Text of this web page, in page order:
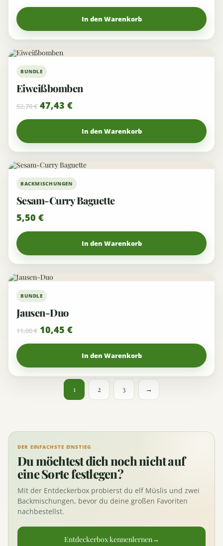
In den Warenkorb
10%BUNDLE
Eiweißbomben
52,70€ 47,43 €
In den Warenkorb
BACKMISCHUNGEN
Sesam-Curry Baguette
5,50 €
In den Warenkorb
5%BUNDLE
Jausen-Duo
11,00€ 10,45 €
In den Warenkorb
1 2 3 →
DER EINFACHSTE EINSTIEG
Du möchtest dich noch nicht auf
eine Sorte festlegen?
Mit der Entdeckerbox probierst du elf Müslis und zwei
Backmischungen, bevor du deine großen Favoriten
nachbestellst.
Entdeckerbox kennenlernen→